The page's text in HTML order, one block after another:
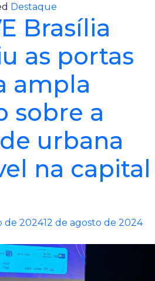
Destaque
Brasília
as portas
ampla
sobre a
urbana
na capital
de 202412 de agosto de 2024